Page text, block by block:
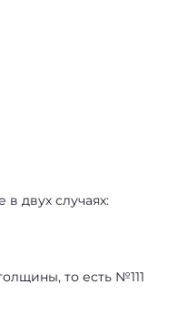
двух случаях:
то есть №111